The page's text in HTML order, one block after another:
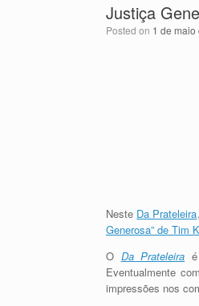
Justiça
Posted on 1 de maio
Neste Da Prateleira
Generosa” de Tim
O Da Prateleira
Eventualmente
impressões nos